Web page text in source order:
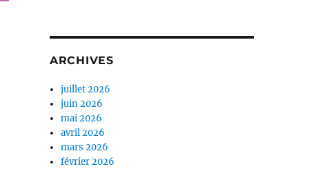
ARCHIVES
juillet 2026
juin 2026
mai 2026
avril 2026
mars 2026
février 2026